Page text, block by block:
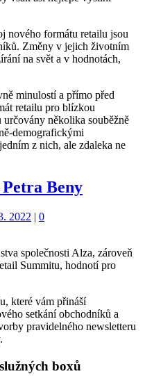
nového formátu retailu jsou
Změny v jejich životním
na svět a v hodnotách,
minulostí a přímo před
retailu pro blízkou
určovány několika souběžně
demografickými
z nich, ale zdaleka ne
Beny
2022 | 0
společnosti Alza, zároveň
Summitu, hodnotí pro
které vám přináší
setkání obchodníků a
pravidelného newsletteru
boxů